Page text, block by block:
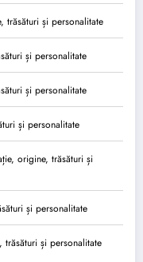
trăsături și personalitate
și personalitate
și personalitate
și personalitate
origine, trăsături și
și personalitate
trăsături și personalitate